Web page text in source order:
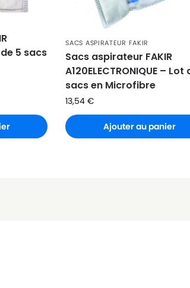
de 5 sacs
SACS ASPIRATEUR FAKIR
Sacs aspirateur FAKIR
A120ELECTRONIQUE – Lot
sacs en Microfibre
13,54€
Ajouter au panier